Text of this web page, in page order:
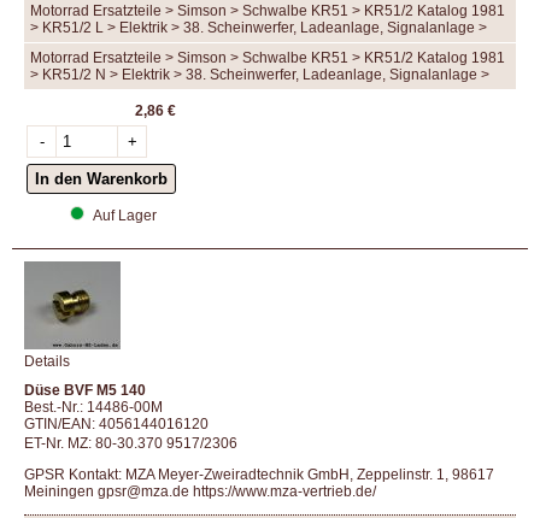
Motorrad Ersatzteile > Simson > Schwalbe KR51 > KR51/2 Katalog 1981
> KR51/2 L > Elektrik > 38. Scheinwerfer, Ladeanlage, Signalanlage >
Motorrad Ersatzteile > Simson > Schwalbe KR51 > KR51/2 Katalog 1981
> KR51/2 N > Elektrik > 38. Scheinwerfer, Ladeanlage, Signalanlage >
2,86 €
Auf Lager
Details
Düse BVF M5 140
Best.-Nr.: 14486-00M
GTIN/EAN: 4056144016120
ET-Nr. MZ: 80-30.370 9517/2306
GPSR Kontakt: MZA Meyer-Zweiradtechnik GmbH, Zeppelinstr. 1, 98617
Meiningen gpsr@mza.de https://www.mza-vertrieb.de/